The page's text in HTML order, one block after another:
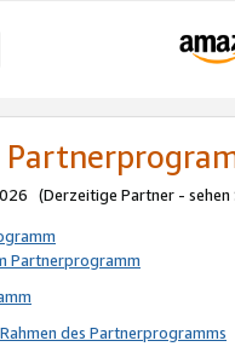
(Derzeitige Partner - sehen
Partnerprogramm
des Partnerprogramms